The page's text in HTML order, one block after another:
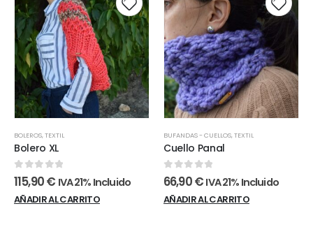
BOLEROS,TEXTIL
Bolero XL
0out of 5
115,90€ IVA 21% Incluido
AÑADIR AL CARRITO
BUFANDAS - CUELLOS,TEXTIL
Cuello Panal
0out of 5
66,90€ IVA 21% Incluido
AÑADIR AL CARRITO